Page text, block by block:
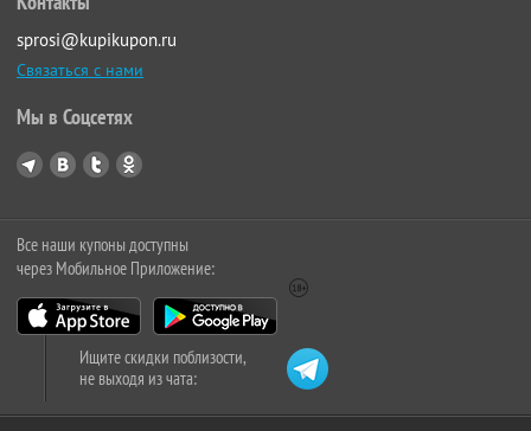
sprosi@kupikupon.ru
Связаться с нами
Мы в Соцсетях
Все наши купоны доступны
через Мобильное Приложение:
Ищите скидки поблизости,
не выходя из чата: